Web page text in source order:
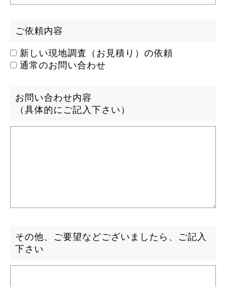
ご依頼内容
新しい現地調査（お見積り）の依頼
通常のお問い合わせ
お問い合わせ内容
（具体的にご記入下さい）
その他、ご要望などございましたら、ご記入
下さい